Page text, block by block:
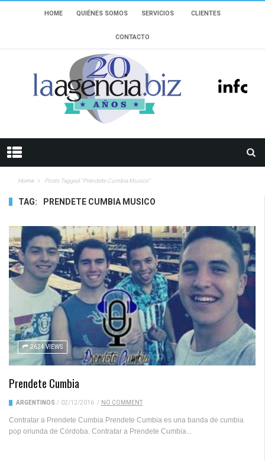
HOME QUIÉNES SOMOS SERVICIOS CLIENTES
CONTACTO
Home Posts Tagged "Prendete Cumbia Musico"
TAG: PRENDETE CUMBIA MUSICO
2624 VIEWS
Prendete Cumbia
ARGENTINOS / 02/12/2016 / NO COMMENT
Contratar a Prendete Cumbia Prendete Cumbia es una banda de cumbia
pop oriunda de Córdoba. Contratar a Prendete Cumbia...